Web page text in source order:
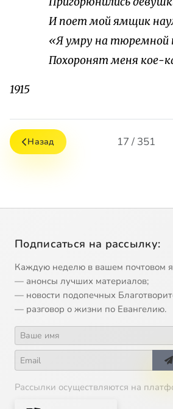
И поет мой ямщик
«Я умру на тюремной
Похоронят меня кое-
1915
Назад 17 / 351
Подписаться на рассылку:
Каждую неделю в вашем почтовом
— анонсы лучших материалов;
— новости подопечных
— разговор о жизни по Евангелию.
Рассылки осуществляются на